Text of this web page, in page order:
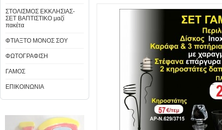
ΣΤΟΛΙΣΜΟΣ ΕΚΚΛΗΣΙΑΣ-
ΣΕΤ ΒΑΠΤΙΣΤΙΚΟ μαζί
πακέτα
ΦΤΙΑΞΤΟ ΜΟΝΟΣ ΣΟΥ
ΦΩΤΟΓΡΑΦΙΣΗ
ΓΑΜΟΣ
ΕΠΙΚΟΙΝΩΝΙΑ